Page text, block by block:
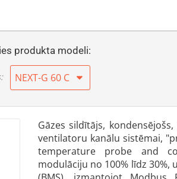
produkta modeli:
NEXT-G 60 C
Gāzes sildītājs,
ventilatoru kanālu sistēmai,
temperature probe and
modulāciju no 100% līdz 30%,